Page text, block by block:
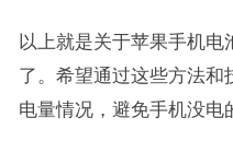
以上就是关于苹果手机
了。希望通过这些方法和
电量情况，避免手机没电